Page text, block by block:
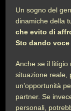
Un sogno del
dinamiche della
che evito di
Sto dando
Anche se il litigio
situazione reale,
un’opportunità
partner. Se
personali,